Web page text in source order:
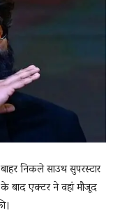
निकले साउथ सुपरस्टार
एक्टर ने वहां मौजूद